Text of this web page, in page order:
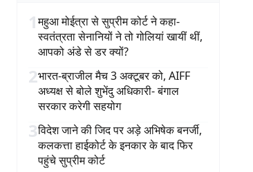
1महुआ मोईत्रा से सुप्रीम कोर्ट ने कहा-
स्वतंत्रता सेनानियों ने तो गोलियां खायीं थीं,
आपको अंडे से डर क्यों?
2भारत-ब्राजील मैच 3 अक्टूबर को, AIFF
अध्यक्ष से बोले शुभेंदु अधिकारी- बंगाल
सरकार करेगी सहयोग
3विदेश जाने की जिद पर अड़े अभिषेक बनर्जी,
कलकत्ता हाईकोर्ट के इनकार के बाद फिर
पहुंचे सुप्रीम कोर्ट